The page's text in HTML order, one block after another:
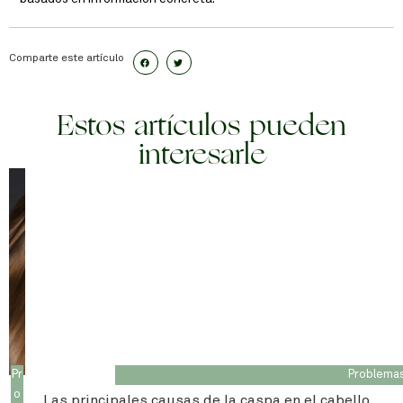
Comparte este artículo
Estos artículos pueden
interesarle
Pr
o